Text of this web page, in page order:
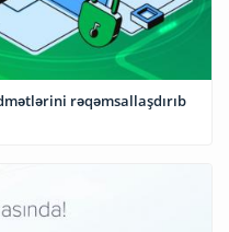
rəqəmsallaşdırıb